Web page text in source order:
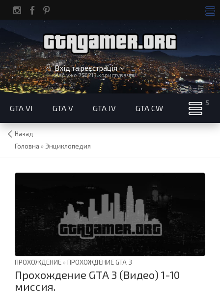
Вхід та реєстрація
Нас уже750213користувачів!
GTA VI GTA V GTA IV GTA CW
Назад
Головна » Энциклопедия
ПРОХОЖДЕНИЕ»ПРОХОЖДЕНИЕ GTA 3
Прохождение GTA 3 (Видео) 1-10
миссия.